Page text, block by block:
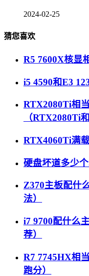
2024-02-25
猜您喜欢
R5 7600X核显
i5 4590和E3
RTX2080Ti相
（RTX2080Ti
RTX4060Ti满
硬盘坏道多少
Z370主板配什
法）
i7 9700配什么
荐）
R7 7745HX相
跑分）